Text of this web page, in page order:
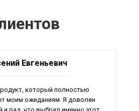
Евгеньевич
который полностью
моим ожиданиям. Я доволен